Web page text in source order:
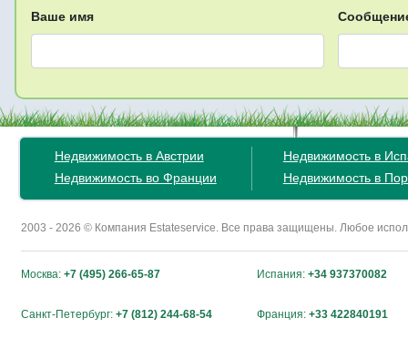
Ваше имя
Недвижимость в Австрии
Недвижимость во Франции
Недвижимость в
Недвижимость в
2003 - 2026 © Компания Estateservice. Все права защищены. Любое
Москва: +7 (495) 266-65-87 Испания: +34 937370082
Санкт-Петербург: +7 (812) 244-68-54 Франция: +33 422840191